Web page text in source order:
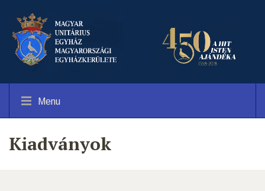
Menu
Kiadványok